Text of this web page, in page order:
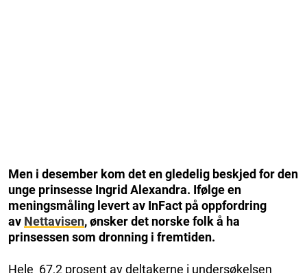
Men i desember kom det en gledelig beskjed for den
unge prinsesse Ingrid Alexandra. Ifølge en
meningsmåling levert av InFact på oppfordring
av Nettavisen, ønsker det norske folk å ha
prinsessen som dronning i fremtiden.
Hele 67,2 prosent av deltakerne i undersøkelsen